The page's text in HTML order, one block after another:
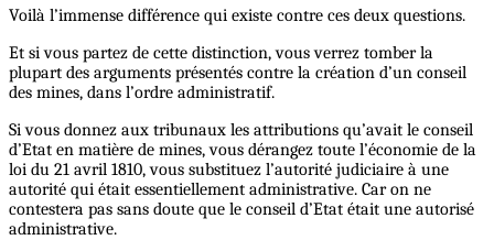
Voilà l’immense différence qui existe contre ces deux questions.
Et si vous partez de cette distinction, vous verrez tomber la
plupart des arguments présentés contre la création d’un conseil
des mines, dans l’ordre administratif.
Si vous donnez aux tribunaux les attributions qu’avait le conseil
d’Etat en matière de mines, vous dérangez toute l’économie de la
loi du 21 avril 1810, vous substituez l’autorité judiciaire à une
autorité qui était essentiellement administrative. Car on ne
contestera pas sans doute que le conseil d’Etat était une autorisé
administrative.